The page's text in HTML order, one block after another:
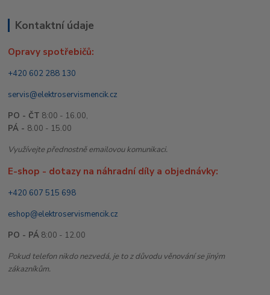
Kontaktní údaje
Opravy spotřebičů:
+420 602 288 130
servis@elektroservismencik.cz
PO - ČT 8:00 - 16.00,
PÁ - 8.00 - 15.00
Využívejte přednostně emailovou komunikaci.
E-shop - dotazy na náhradní díly a objednávky:
+420 607 515 698
eshop@elektroservismencik.cz
PO - PÁ 8:00 - 12.00
Pokud telefon nikdo nezvedá, je to z důvodu věnování se jiným
zákazníkům.